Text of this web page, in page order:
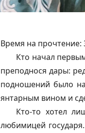
Время на прочтение:
Кто начал
преподнося дары:
подношений было
янтарным вином и
Кто-то хотел
любимицей